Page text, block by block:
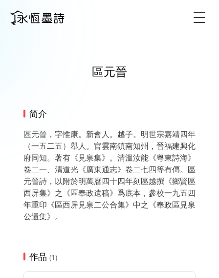
區元晉
简介
區元晉，字惟康。新會人。越子。明世宗嘉靖四年
（一五二五）舉人。官雲南鎮南知州，晉福建興化
府同知。著有《見泉集》。清溫汝能《粵東詩海》
卷二一、清道光《廣東通志》卷二七四等有傳。區
元晉詩，以附於明萬曆四十四年刻區越撰《鄉賢區
西屏集》之《區奉政遺稿》爲底本，參校一九五四
年重印《區西屏見泉二公合集》中之《奉政區見泉
公遺集》。
作品 (1)